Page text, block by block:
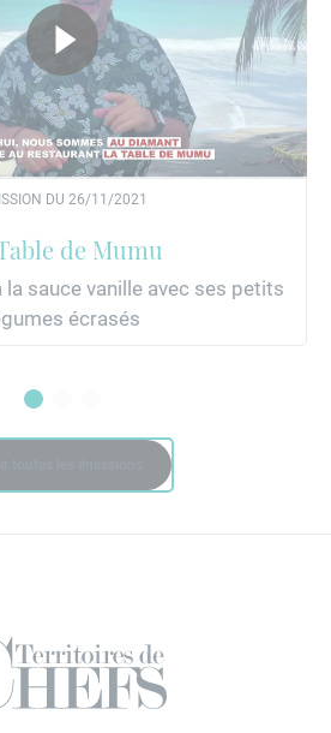
DU 26/11/2021
de Mumu
la sauce vanille avec ses petits
écrasés